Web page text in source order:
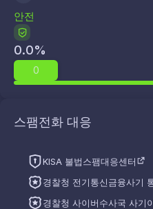
안전
0.0%
0
스팸전화 대응
KISA 불법스팸대응센터
경찰청 전기통신금융사기
경찰청 사이버수사국 사기